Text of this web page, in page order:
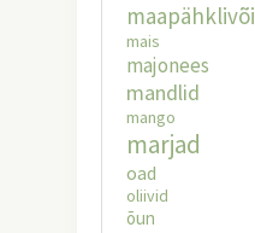
maapähklivõi
mais
majonees
mandlid
mango
marjad
oad
oliivid
õun